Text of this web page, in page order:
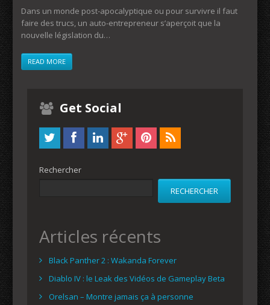
Dans un monde post-apocalyptique ou pour survivre il faut
faire des trucs, un auto-entrepreneur s’aperçoit que la
nouvelle législation du…
READ MORE
Get Social
Rechercher
RECHERCHER
Articles récents
Black Panther 2 : Wakanda Forever
Diablo IV : le Leak des Vidéos de Gameplay Beta
Orelsan – Montre jamais ça à personne